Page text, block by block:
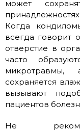
может
Когда
всегда говорит
отверстие в
часто
сохраняется
вызывают
пациентов
Не